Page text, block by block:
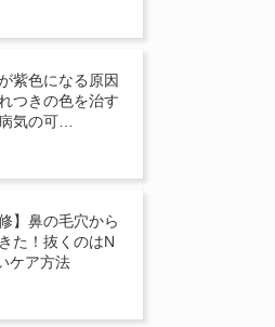
紫色になる原因
つきの色を治す
気の可…
】鼻の毛穴から
た！抜くのはN
ケア方法